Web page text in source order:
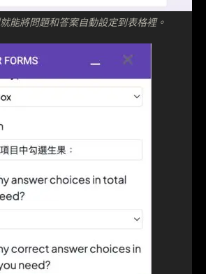
能將問題和答案自動設定到表格裡。